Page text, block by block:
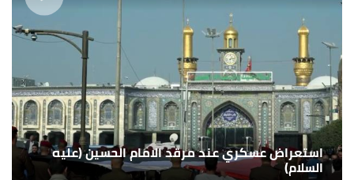
استعراض عسكري عند مرقد الامام الحسين (عليه
السلام)